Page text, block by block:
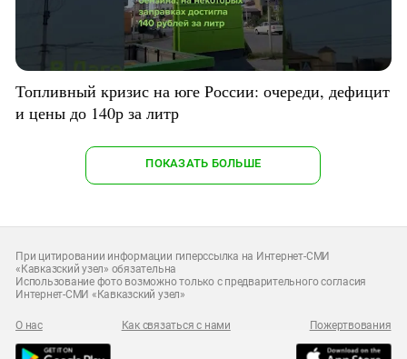
Топливный кризис на юге России: очереди, дефицит
и цены до 140р за литр
ПОКАЗАТЬ БОЛЬШЕ
При цитировании информации гиперссылка на Интернет-СМИ
«Кавказский узел» обязательна
Использование фото возможно только с предварительного согласия
Интернет-СМИ «Кавказский узел»
О нас Как связаться с нами Пожертвования